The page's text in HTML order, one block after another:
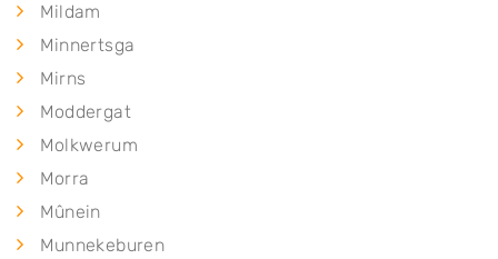
Mildam
Minnertsga
Mirns
Moddergat
Molkwerum
Morra
Mûnein
Munnekeburen